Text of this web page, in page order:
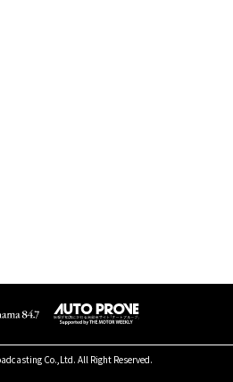
Co.,Ltd. All Right Reserved.